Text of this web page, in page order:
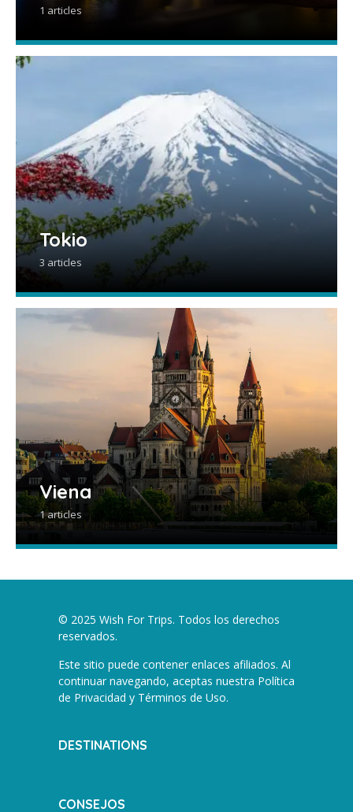
1 articles
Tokio
3 articles
Viena
1 articles
© 2025 Wish For Trips. Todos los derechos
reservados.
Este sitio puede contener enlaces afiliados. Al
continuar navegando, aceptas nuestra Política
de Privacidad y Términos de Uso.
DESTINATIONS
CONSEJOS